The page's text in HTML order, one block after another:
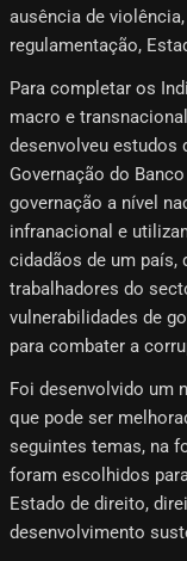
ausência de
regulamentação,
Para completar os
macro e
desenvolveu estudos
Governação do
governação a nível
infranacional e
cidadãos de um país,
trabalhadores do
vulnerabilidades de
para combater a
Foi desenvolvido um
que pode ser
seguintes temas, na
foram escolhidos
Estado de direito,
desenvolvimento